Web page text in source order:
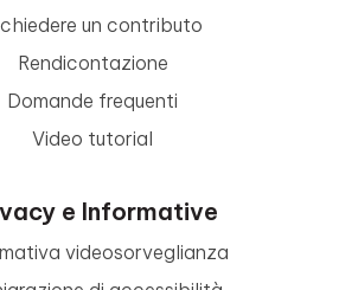
un contributo
Rendicontazione
Domande frequenti
Video tutorial
e Informative
videosorveglianza